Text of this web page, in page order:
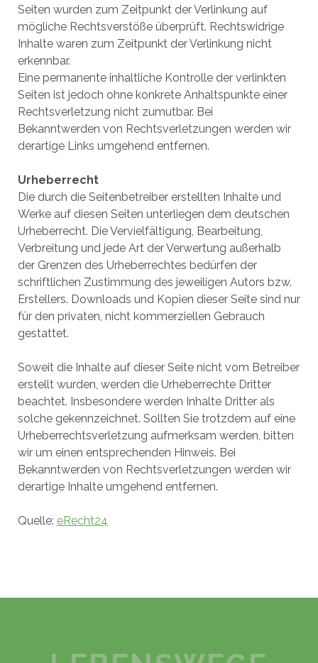
Seiten wurden zum Zeitpunkt der Verlinkung auf
mögliche Rechtsverstöße überprüft. Rechtswidrige
Inhalte waren zum Zeitpunkt der Verlinkung nicht
erkennbar.
Eine permanente inhaltliche Kontrolle der verlinkten
Seiten ist jedoch ohne konkrete Anhaltspunkte einer
Rechtsverletzung nicht zumutbar. Bei
Bekanntwerden von Rechtsverletzungen werden wir
derartige Links umgehend entfernen.
Urheberrecht
Die durch die Seitenbetreiber erstellten Inhalte und
Werke auf diesen Seiten unterliegen dem deutschen
Urheberrecht. Die Vervielfältigung, Bearbeitung,
Verbreitung und jede Art der Verwertung außerhalb
der Grenzen des Urheberrechtes bedürfen der
schriftlichen Zustimmung des jeweiligen Autors bzw.
Erstellers. Downloads und Kopien dieser Seite sind nur
für den privaten, nicht kommerziellen Gebrauch
gestattet.
Soweit die Inhalte auf dieser Seite nicht vom Betreiber
erstellt wurden, werden die Urheberrechte Dritter
beachtet. Insbesondere werden Inhalte Dritter als
solche gekennzeichnet. Sollten Sie trotzdem auf eine
Urheberrechtsverletzung aufmerksam werden, bitten
wir um einen entsprechenden Hinweis. Bei
Bekanntwerden von Rechtsverletzungen werden wir
derartige Inhalte umgehend entfernen.
Quelle: eRecht24